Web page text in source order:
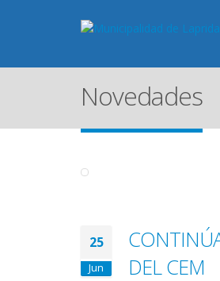
Novedades
25
Jun
DEL CEM